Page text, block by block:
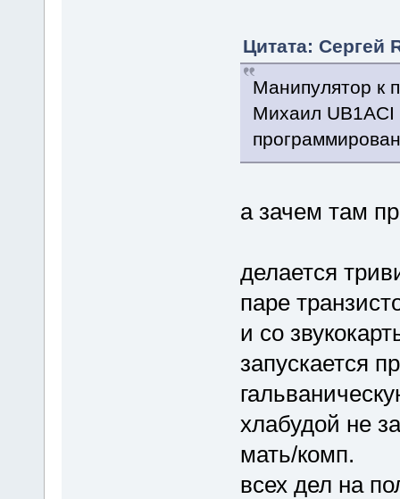
Цитата: Сергей
Манипулятор к
Михаил UB1ACI
а зачем там
делается
паре
и со
запускается
хлабудой не
мать/комп.
всех дел на